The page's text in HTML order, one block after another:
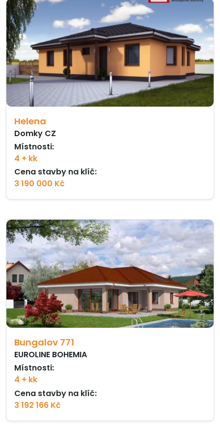
Helena
Domky CZ
Místnosti:
4 + kk
Cena stavby na klíč:
3 190 000 Kč
Bungalov 771
EUROLINE BOHEMIA
Místnosti:
4 + kk
Cena stavby na klíč:
3 192 166 Kč